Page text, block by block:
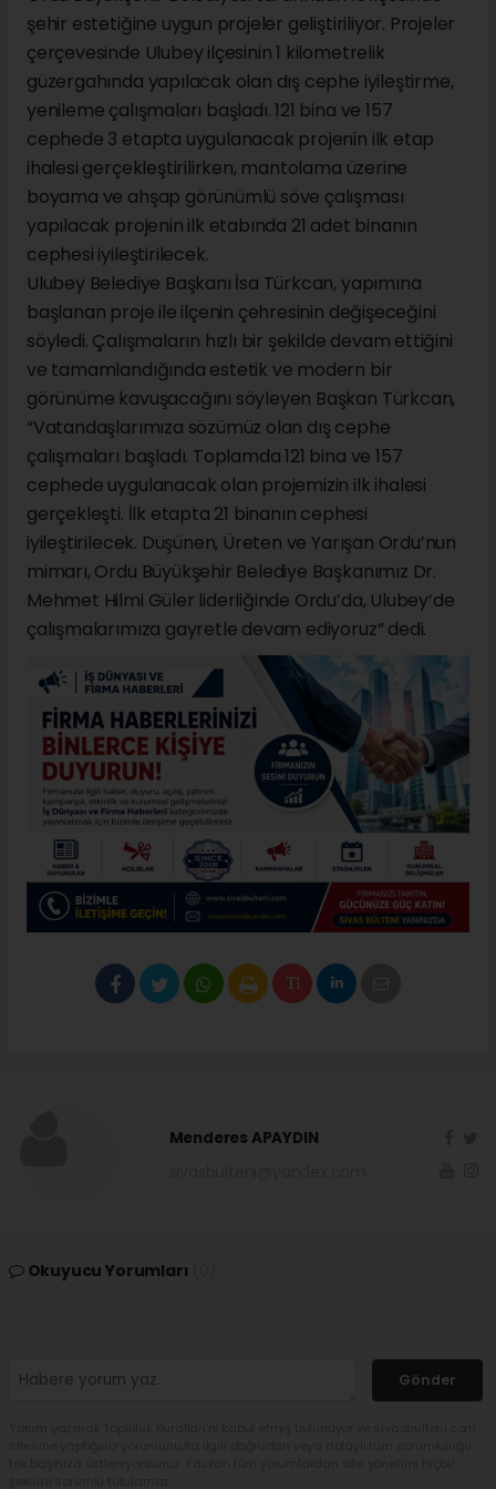
şehir estetiğine uygun projeler geliştiriliyor. Projeler
çerçevesinde Ulubey ilçesinin 1 kilometrelik
güzergahında yapılacak olan dış cephe iyileştirme,
yenileme çalışmaları başladı. 121 bina ve 157
cephede 3 etapta uygulanacak projenin ilk etap
ihalesi gerçekleştirilirken, mantolama üzerine
boyama ve ahşap görünümlü söve çalışması
yapılacak projenin ilk etabında 21 adet binanın
cephesi iyileştirilecek.
Ulubey Belediye Başkanı İsa Türkcan, yapımına
başlanan proje ile ilçenin çehresinin değişeceğini
söyledi. Çalışmaların hızlı bir şekilde devam ettiğini
ve tamamlandığında estetik ve modern bir
görünüme kavuşacağını söyleyen Başkan Türkcan,
“Vatandaşlarımıza sözümüz olan dış cephe
çalışmaları başladı. Toplamda 121 bina ve 157
cephede uygulanacak olan projemizin ilk ihalesi
gerçekleşti. İlk etapta 21 binanın cephesi
iyileştirilecek. Düşünen, Üreten ve Yarışan Ordu’nun
mimarı, Ordu Büyükşehir Belediye Başkanımız Dr.
Mehmet Hilmi Güler liderliğinde Ordu’da, Ulubey’de
çalışmalarımıza gayretle devam ediyoruz” dedi.
Menderes APAYDIN
Okuyucu Yorumları
Gönder